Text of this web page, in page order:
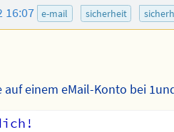
16:07 e-mail sicherheit
auf einem eMail-Konto bei